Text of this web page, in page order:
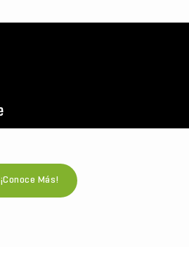
¡Conoce Más!